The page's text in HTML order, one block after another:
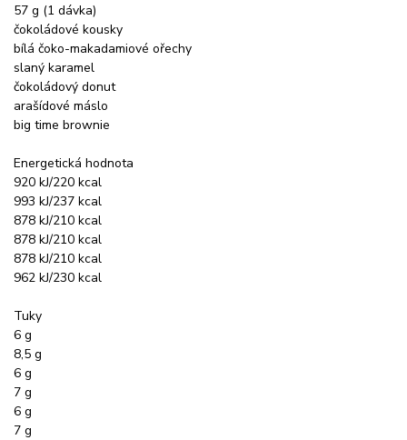
57 g (1 dávka)
čokoládové kousky
bílá čoko-makadamiové ořechy
slaný karamel
čokoládový donut
arašídové máslo
big time brownie
Energetická hodnota
920 kJ/220 kcal
993 kJ/237 kcal
878 kJ/210 kcal
878 kJ/210 kcal
878 kJ/210 kcal
962 kJ/230 kcal
Tuky
6 g
8,5 g
6 g
7 g
6 g
7 g